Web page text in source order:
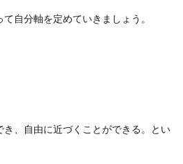
自分軸を定めていきましょう。
、自由に近づくことができる。とい